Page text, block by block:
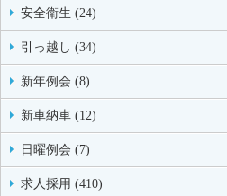
安全衛生 (24)
引っ越し (34)
新年例会 (8)
新車納車 (12)
日曜例会 (7)
求人採用 (410)